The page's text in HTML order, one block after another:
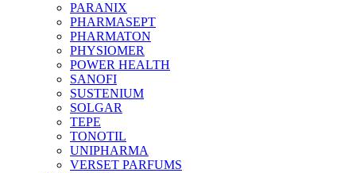
PARANIX
PHARMASEPT
PHARMATON
PHYSIOMER
POWER HEALTH
SANOFI
SUSTENIUM
SOLGAR
TEPE
TONOTIL
UNIPHARMA
VERSET PARFUMS